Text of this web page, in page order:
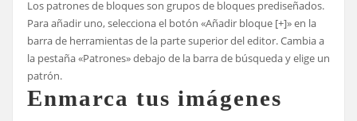
Los patrones de bloques son grupos de bloques prediseñados.
Para añadir uno, selecciona el botón «Añadir bloque [+]» en la
barra de herramientas de la parte superior del editor. Cambia a
la pestaña «Patrones» debajo de la barra de búsqueda y elige un
patrón.
Enmarca tus imágenes